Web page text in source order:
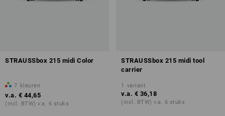
STRAUSSbox 215 midi Color
7 kleuren
v.a. € 44,65
(incl. BTW) v.a. 6 stuks
STRAUSSbox 215 midi tool
carrier
1 variant
v.a. € 36,18
(incl. BTW) v.a. 6 stuks